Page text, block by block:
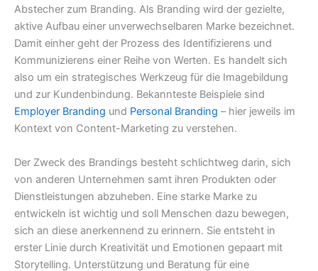
Abstecher zum Branding. Als Branding wird der gezielte,
aktive Aufbau einer unverwechselbaren Marke bezeichnet.
Damit einher geht der Prozess des Identifizierens und
Kommunizierens einer Reihe von Werten. Es handelt sich
also um ein strategisches Werkzeug für die Imagebildung
und zur Kundenbindung. Bekannteste Beispiele sind
Employer Branding und Personal Branding – hier jeweils im
Kontext von Content-Marketing zu verstehen.
Der Zweck des Brandings besteht schlichtweg darin, sich
von anderen Unternehmen samt ihren Produkten oder
Dienstleistungen abzuheben. Eine starke Marke zu
entwickeln ist wichtig und soll Menschen dazu bewegen,
sich an diese anerkennend zu erinnern. Sie entsteht in
erster Linie durch Kreativität und Emotionen gepaart mit
Storytelling. Unterstützung und Beratung für eine